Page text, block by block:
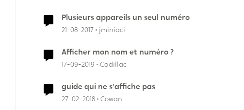
Plusieurs appareils un seul numéro
21-08-2017 jminiaci
Afficher mon nom et numéro ?
17-09-2019 Cadillac
guide qui ne s'affiche pas
27-02-2018 Cowan